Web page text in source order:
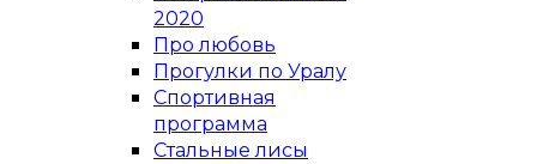
2020
Про любовь
Прогулки по Уралу
Спортивная
программа
Стальные лисы